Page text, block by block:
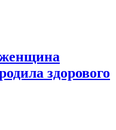
здорового